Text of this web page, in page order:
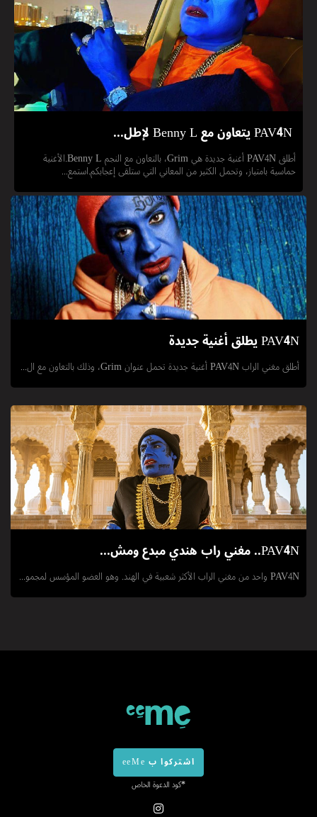
أطلق PAV4N أغنية جديدة هي Grim، بالتعاون مع النجم Benny L.الأغنية
حماسية بامتياز، وتحمل الكثير من المعاني التي ستلقى إعجابكم.استمع...
أطلق مغني الراب PAV4N أغنية جديدة تحمل عنوان Grim، وذلك بالتعاون مع ال...
PAV4N.. مغني راب هندي مبدع ومش...
PAV4N واحد من مغني الراب الأكثر شعبية في الهند. وهو العضو المؤسس لمجمو...
اشتركوا ب eeMe
*كود الدعوة الخاص